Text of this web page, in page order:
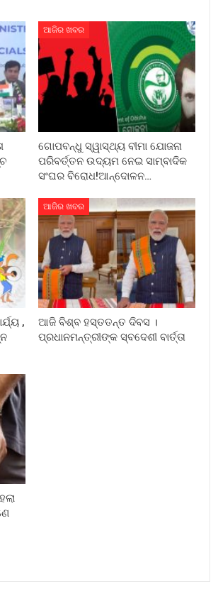
ଆଜିର ଖବର
ଗୋପବନ୍ଧୁ ସ୍ୱାସ୍ଥ୍ୟ ବୀମା ଯୋଜନା
ପରିବର୍ତ୍ତନ ଉଦ୍ୟମ ନେଇ ସାମ୍ବାଦିକ
ସଂଘର ବିରୋଧ!ଆନ୍ଦୋଳନ…
,
ଆଜିର ଖବର
ଆଜି ବିଶ୍ବ ହସ୍ତତନ୍ତ ଦିବସ ।
ପ୍ରଧାନମନ୍ତ୍ରୀଙ୍କ ସ୍ବଦେଶୀ ବାର୍ତ୍ତା